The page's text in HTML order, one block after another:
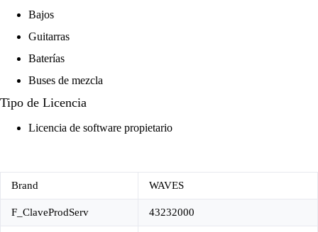
Bajos
Guitarras
Baterías
Buses de mezcla
Tipo de Licencia
Licencia de software propietario
Brand WAVES
F_ClaveProdServ 43232000